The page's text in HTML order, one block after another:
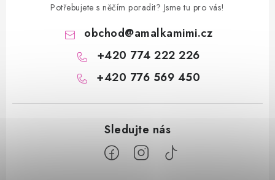
Potřebujete s něčím poradit? Jsme tu pro vás!
obchod@amalkamimi.cz
+420 774 222 226
+420 776 569 450